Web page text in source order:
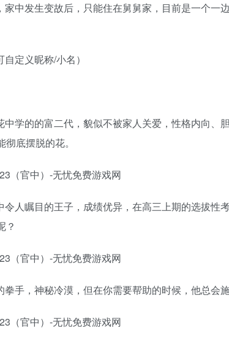
中发生变故后，只能住在舅舅家，目前是一个一
定义昵称/小名）
学的的富二代，貌似不被家人关爱，性格内向、
底摆脱的花。
人瞩目的王子，成绩优异，在高三上期的选拔性
？
，神秘冷漠，但在你需要帮助的时候，他总会施